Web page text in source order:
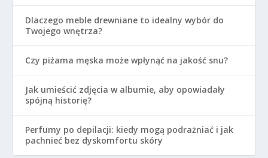
Dlaczego meble drewniane to idealny wybór do
Twojego wnętrza?
Czy piżama męska może wpłynąć na jakość snu?
Jak umieścić zdjęcia w albumie, aby opowiadały
spójną historię?
Perfumy po depilacji: kiedy mogą podrażniać i jak
pachnieć bez dyskomfortu skóry